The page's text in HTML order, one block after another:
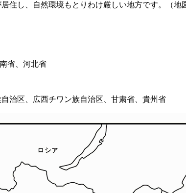
住し、自然環境もとりわけ厳しい地方です。（
省、河北省
治区、広西チワン族自治区、甘粛省、貴州省